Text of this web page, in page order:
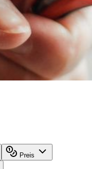
Preis